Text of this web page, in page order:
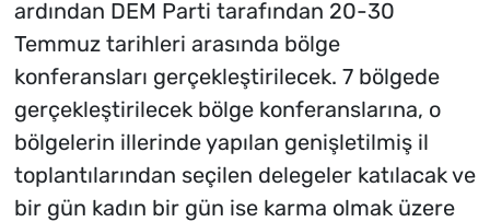
ardından DEM Parti tarafından 20-30
Temmuz tarihleri arasında bölge
konferansları gerçekleştirilecek. 7 bölgede
gerçekleştirilecek bölge konferanslarına, o
bölgelerin illerinde yapılan genişletilmiş il
toplantılarından seçilen delegeler katılacak ve
bir gün kadın bir gün ise karma olmak üzere